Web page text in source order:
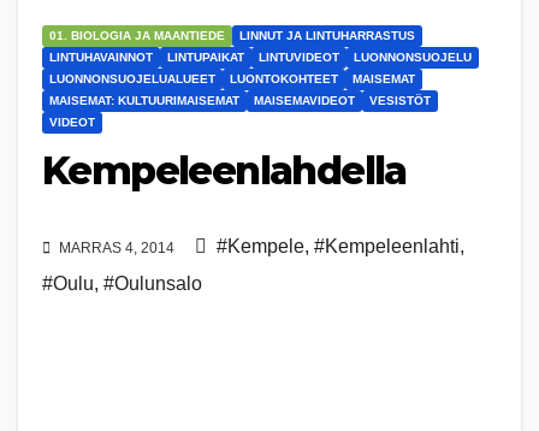
01. BIOLOGIA JA MAANTIEDE
LINNUT JA LINTUHARRASTUS
LINTUHAVAINNOT
LINTUPAIKAT LINTUVIDEOT
LUONNONSUOJELU
LUONNONSUOJELUALUEET
LUONTOKOHTEET
MAISEMAT
MAISEMAT: KULTUURIMAISEMAT
MAISEMAVIDEOT
VESISTÖT
VIDEOT
Kempeleenlahdella
MARRAS 4, 2014 #Kempele, #Kempeleenlahti,
#Oulu, #Oulunsalo